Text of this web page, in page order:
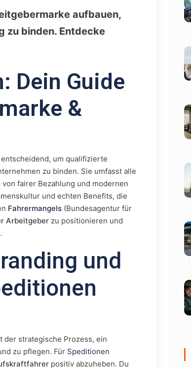
aufbauen,
zu binden. Entdecke
Dein Guide
&
um qualifizierte
zu binden. Sie umfasst alle
fairer Bezahlung und modernen
und echten Benefits, die
Fahrermangels (Bundesagentur für
Arbeitgeber zu positionieren und
und
der strategische Prozess, ein
zu pflegen. Für Speditionen
positiv abzuheben. Du